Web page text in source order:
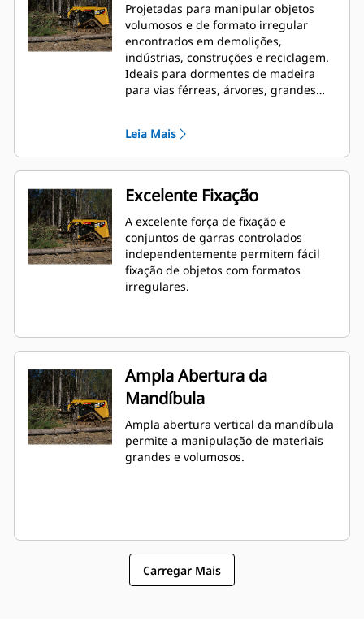
Projetadas para manipular objetos
volumosos e de formato irregular
encontrados em demolições,
indústrias, construções e reciclagem.
Ideais para dormentes de madeira
para vias férreas, árvores, grandes
reciclagem.
Leia Mais
Excelente Fixação
A excelente força de fixação e
conjuntos de garras controlados
independentemente permitem fácil
fixação de objetos com formatos
irregulares.
Ampla Abertura da
Mandíbula
Ampla abertura vertical da mandíbula
permite a manipulação de materiais
grandes e volumosos.
Carregar Mais